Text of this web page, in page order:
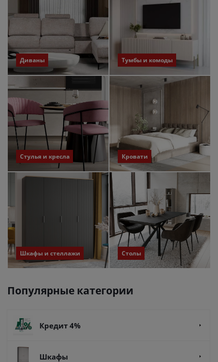
Диваны Тумбы и комоды
Стулья и кресла Кровати
Шкафы и стеллажи Столы
Популярные категории
Кредит 4%
Шкафы